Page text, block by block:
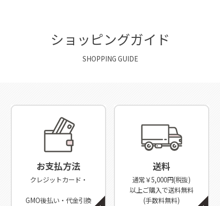
ショッピングガイド
SHOPPING GUIDE
お支払方法
クレジットカード・
GMO後払い・代金引換
送料
通常￥5,000円(税抜)
以上ご購入で送料無料
(手数料無料)